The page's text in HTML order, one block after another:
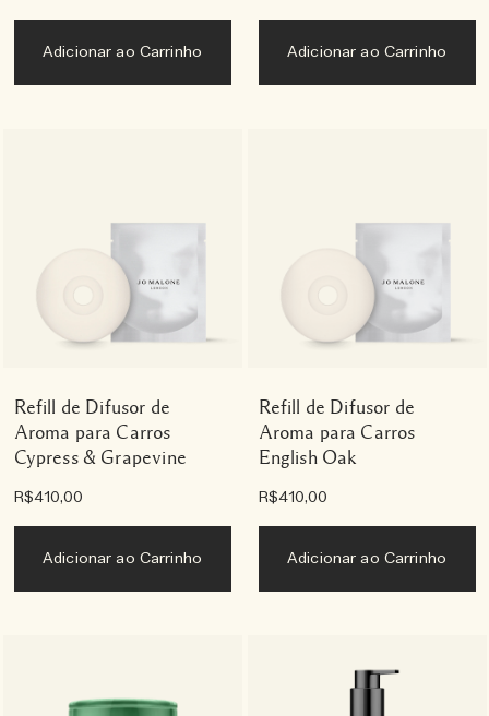
Adicionar ao Carrinho Adicionar ao Carrinho
Refill de Difusor de
Aroma para Carros
Cypress & Grapevine
R$410,00
Adicionar ao Carrinho
Refill de Difusor de
Aroma para Carros
English Oak
R$410,00
Adicionar ao Carrinho